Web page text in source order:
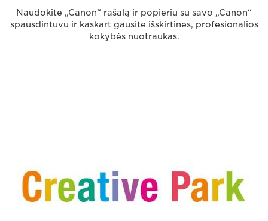
Naudokite „Canon“ rašalą ir popierių su savo „Canon“
spausdintuvu ir kaskart gausite išskirtines, profesionalios
kokybės nuotraukas.